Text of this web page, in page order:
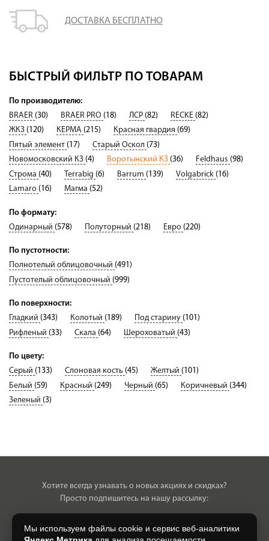
ДОСТАВКА БЕСПЛАТНО
БЫСТРЫЙ ФИЛЬТР ПО ТОВАРАМ
По производителю:
BRAER (30) BRAER PRO (18) ЛСР (82) RECKE (82)
ЖКЗ (120) КЕРМА (215) Красная гвардия (69)
Пятый элемент (17) Старый Оскол (73)
Новомосковский КЗ (4) Воротынский КЗ (36) Feldhaus (98)
Строма (40) Terrabig (6) Barrum (139) Volgabrick (16)
Lamaro (16) Магма (52)
По формату:
Одинарный (578) Полуторный (218) Евро (220)
По пустотности:
Полнотелый облицовочный (491)
Пустотелый облицовочный (999)
По поверхности:
Гладкий (343) Колотый (189) Под старину (101)
Рифленый (33) Скала (64) Шероховатый (43)
По цвету:
Серый (133) Слоновая кость (45) Желтый (101)
Белый (59) Красный (249) Черный (65) Коричневый (344)
Зеленый (3)
Хотите всегда узнавать о новых акциях и скидках?
Просто подпишитесь на нашу рассылку:
Мы используем файлы cookie и сервис веб-аналитики